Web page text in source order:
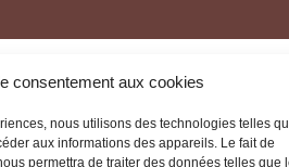
consentement aux cookies
nous utilisons des technologies telles
aux informations des appareils. Le fait de
permettra de traiter des données telles que